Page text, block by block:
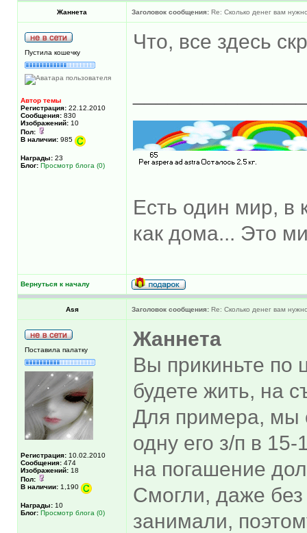
Жаннета Заголовок сообщения: Re: Сколько денег вам
Пустила кошечку
Автор темы
Регистрация: 22.12.2010
Сообщения: 830
Изображений: 10
Пол:
В наличии: 985
Награды: 23
Блог: Просмотр блога (0)
Что, все здесь
Есть один мир, в
как дома... Это
Вернуться к началу
Asя Заголовок сообщения: Re: Сколько денег вам
Поставила палатку
Регистрация: 10.02.2010
Сообщения: 474
Изображений: 18
Пол:
В наличии: 1,190
Награды: 10
Блог: Просмотр блога (0)
Жаннета
Вы прикиньте по
будете жить, на
Для примера, мы
одну его з/п в
на погашение
Смогли, даже
занимали,